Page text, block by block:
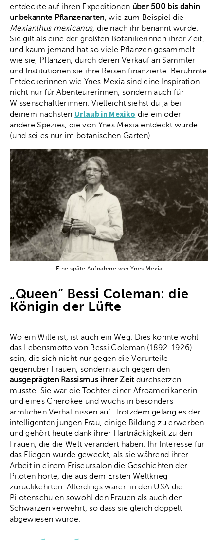
entdeckte auf ihren Expeditionen über 500 bis dahin
unbekannte Pflanzenarten, wie zum Beispiel die
Mexianthus mexicanus, die nach ihr benannt wurde.
Sie gilt als eine der größten Botanikerinnen ihrer Zeit,
und kaum jemand hat so viele Pflanzen gesammelt
wie sie, Pflanzen, durch deren Verkauf an Sammler
und Institutionen sie ihre Reisen finanzierte. Berühmte
Entdeckerinnen wie Ynes Mexia sind eine Inspiration
nicht nur für Abenteurerinnen, sondern auch für
Wissenschaftlerinnen. Vielleicht siehst du ja bei
deinem nächsten Urlaub in Mexiko die ein oder
andere Spezies, die von Ynes Mexia entdeckt wurde
(und sei es nur im botanischen Garten).
Eine späte Aufnahme von Ynes Mexia
„Queen“ Bessi Coleman: die
Königin der Lüfte
Wo ein Wille ist, ist auch ein Weg. Dies könnte wohl
das Lebensmotto von Bessi Coleman (1892-1926)
sein, die sich nicht nur gegen die Vorurteile
gegenüber Frauen, sondern auch gegen den
ausgeprägten Rassismus ihrer Zeitdurchsetzen
musste. Sie war die Tochter einer Afroamerikanerin
und eines Cherokee und wuchs in besonders
ärmlichen Verhältnissen auf. Trotzdem gelang es der
intelligenten jungen Frau, einige Bildung zu erwerben
und gehört heute dank ihrer Hartnäckigkeit zu den
Frauen, die die Welt verändert haben. Ihr Interesse für
das Fliegen wurde geweckt, als sie während ihrer
Arbeit in einem Friseursalon die Geschichten der
Piloten hörte, die aus dem Ersten Weltkrieg
zurückkehrten. Allerdings waren in den USA die
Pilotenschulen sowohl den Frauen als auch den
Schwarzen verwehrt, so dass sie gleich doppelt
abgewiesen wurde.